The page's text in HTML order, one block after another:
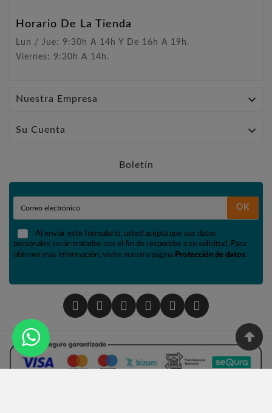
Horario De La Tienda
Lun / Jue: 9:30h A 14h Y De 16h A 19h.
Viernes: 9:30h A 14h.
Nuestra Empresa 
Su Cuenta 
Boletín
OK
Al enviar este formulario, usted acepta que sus datos
personales serán tratados con el fin de responder a su solicitud. Para
obtener más información, visite nuestra página Protección de datos.